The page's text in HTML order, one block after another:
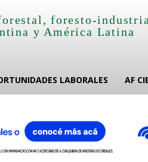
foresto-
y América Latina
LABORALES AF